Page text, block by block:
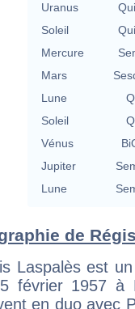
Uranus
Soleil
Mercure
Mars
Lune
Soleil
Vénus
Jupiter
Lune
de
Laspalès est
février 1957 à
en duo avec